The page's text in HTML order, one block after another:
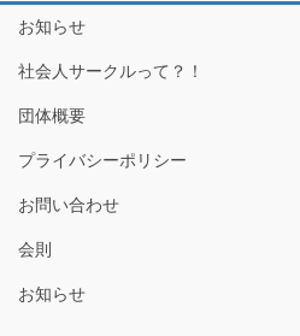
お知らせ
社会人サークルって？！
団体概要
プライバシーポリシー
お問い合わせ
会則
お知らせ